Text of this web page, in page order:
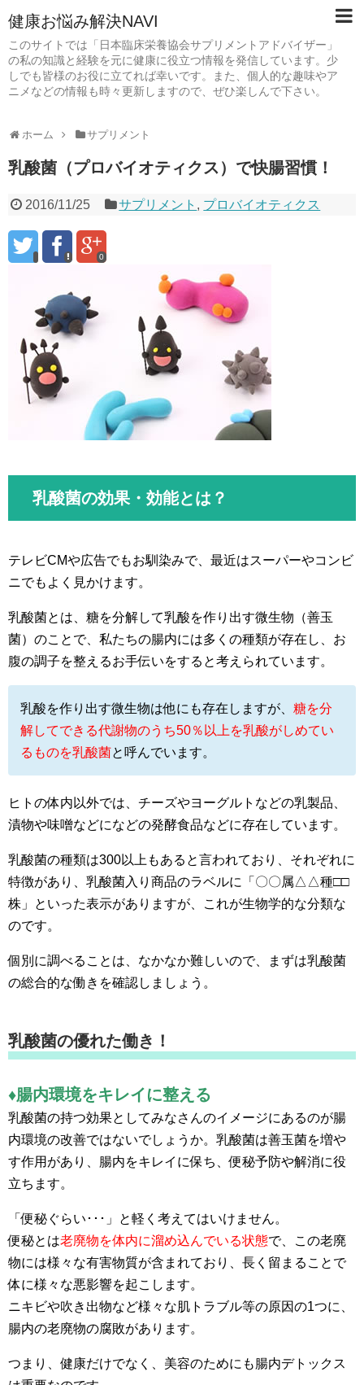
健康お悩み解決NAVI
このサイトでは「日本臨床栄養協会サプリメントアドバイザー」
の私の知識と経験を元に健康に役立つ情報を発信しています。少
しでも皆様のお役に立てれば幸いです。また、個人的な趣味やア
ニメなどの情報も時々更新しますので、ぜひ楽しんで下さい。
ホーム サプリメント
乳酸菌（プロバイオティクス）で快腸習慣！
2016/11/25 サプリメント , プロバイオティクス
0
乳酸菌の効果・効能とは？
テレビCMや広告でもお馴染みで、最近はスーパーやコンビ
ニでもよく見かけます。
乳酸菌とは、糖を分解して乳酸を作り出す微生物（善玉
菌）のことで、私たちの腸内には多くの種類が存在し、お
腹の調子を整えるお手伝いをすると考えられています。
乳酸を作り出す微生物は他にも存在しますが、 糖を分
解してできる代謝物のうち50％以上を乳酸がしめてい
るものを乳酸菌と呼んでいます。
ヒトの体内以外では、チーズやヨーグルトなどの乳製品、
漬物や味噌などになどの発酵食品などに存在しています。
乳酸菌の種類は300以上もあると言われており、それぞれに
特徴があり、乳酸菌入り商品のラベルに「〇〇属△△種□□
株」といった表示がありますが、これが生物学的な分類な
のです。
個別に調べることは、なかなか難しいので、まずは乳酸菌
の総合的な働きを確認しましょう。
乳酸菌の優れた働き！
♦腸内環境をキレイに整える
乳酸菌の持つ効果としてみなさんのイメージにあるのが腸
内環境の改善ではないでしょうか。乳酸菌は善玉菌を増や
す作用があり、腸内をキレイに保ち、便秘予防や解消に役
立ちます。
「便秘ぐらい･･･」と軽く考えてはいけません。
便秘とは老廃物を体内に溜め込んでいる状態で、この老廃
物には様々な有害物質が含まれており、長く留まることで
体に様々な悪影響を起こします。
ニキビや吹き出物など様々な肌トラブル等の原因の1つに、
腸内の老廃物の腐敗があります。
つまり、健康だけでなく、美容のためにも腸内デトックス